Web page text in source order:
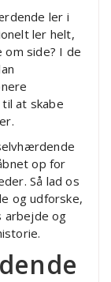
ler i
ler helt,
side? I de
at skabe
op for
Så lad os
og udforske,
arbejde og